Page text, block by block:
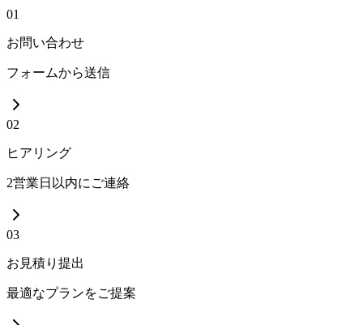
01
お問い合わせ
フォームから送信
02
ヒアリング
2営業日以内にご連絡
03
お見積り提出
最適なプランをご提案